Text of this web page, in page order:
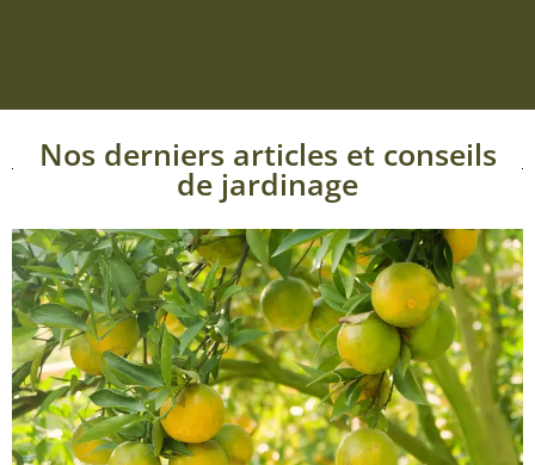
Nos derniers articles et conseils
de jardinage